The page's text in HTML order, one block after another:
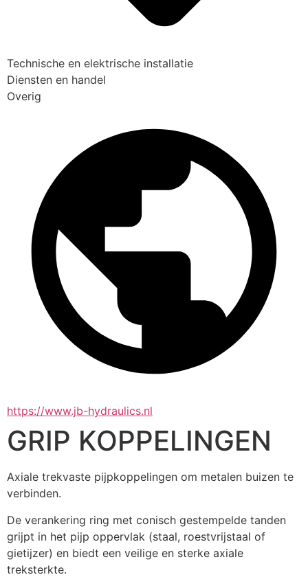
Technische en elektrische installatie
Diensten en handel
Overig
https://www.jb-hydraulics.nl
GRIP KOPPELINGEN
Axiale trekvaste pijpkoppelingen om metalen buizen te
verbinden.
De verankering ring met conisch gestempelde tanden
grijpt in het pijp oppervlak (staal, roestvrijstaal of
gietijzer) en biedt een veilige en sterke axiale
treksterkte.